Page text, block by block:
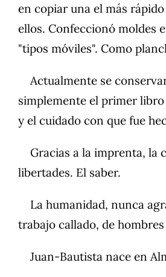
en copiar una el más
ellos. Confeccionó moldes
"tipos móviles". Como
Actualmente se
simplemente el primer
y el cuidado con que fue
Gracias a la imprenta, la
libertades. El saber.
La humanidad, nunca
trabajo callado, de
Juan-Bautista nace en